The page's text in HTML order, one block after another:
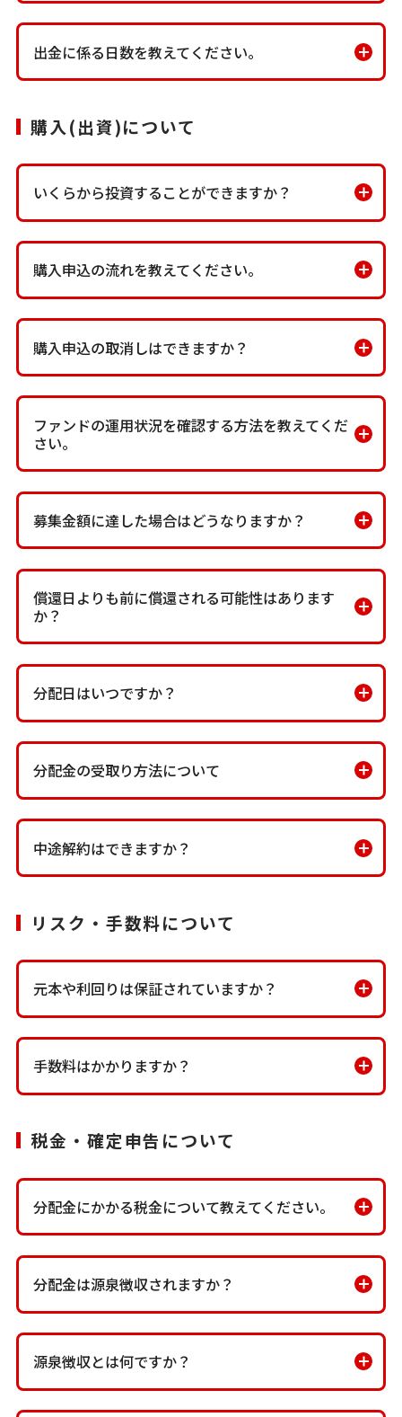
出金に係る日数を教えてください。
購入(出資)について
いくらから投資することができますか？
購入申込の流れを教えてください。
購入申込の取消しはできますか？
ファンドの運用状況を確認する方法を教えてくだ
さい。
募集金額に達した場合はどうなりますか？
償還日よりも前に償還される可能性はあります
か？
分配日はいつですか？
分配金の受取り方法について
中途解約はできますか？
リスク・手数料について
元本や利回りは保証されていますか？
手数料はかかりますか？
税金・確定申告について
分配金にかかる税金について教えてください。
分配金は源泉徴収されますか？
源泉徴収とは何ですか？